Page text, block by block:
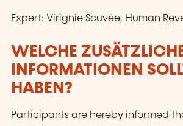
Expert: Virignie Scuvée, Human
WELCHE
INFORMATIONEN
HABEN?
Participants are hereby informed